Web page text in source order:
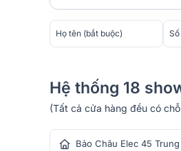
Hệ thống 18
hàng âm thanh
(Tất cả cửa hàng đều có
Bảo Châu Elec 45